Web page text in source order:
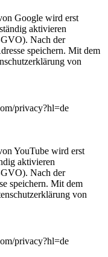
Google wird erst
aktivieren
Nach der
speichern. Mit dem
von
privacy?hl=de
YouTube wird erst
aktivieren
Nach der
speichern. Mit dem
von
privacy?hl=de